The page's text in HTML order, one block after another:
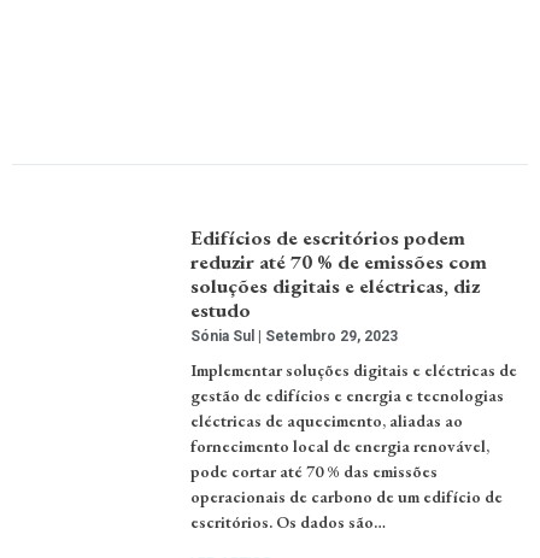
Edifícios de escritórios podem
reduzir até 70 % de emissões com
soluções digitais e eléctricas, diz
estudo
Sónia Sul Setembro 29, 2023
Implementar soluções digitais e eléctricas de
gestão de edifícios e energia e tecnologias
eléctricas de aquecimento, aliadas ao
fornecimento local de energia renovável,
pode cortar até 70 % das emissões
operacionais de carbono de um edifício de
escritórios. Os dados são…